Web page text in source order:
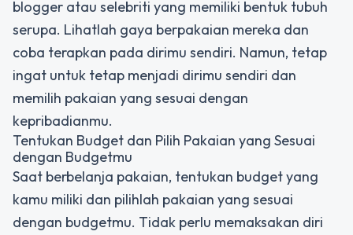
blogger atau selebriti yang memiliki bentuk tubuh
serupa. Lihatlah gaya berpakaian mereka dan
coba terapkan pada dirimu sendiri. Namun, tetap
ingat untuk tetap menjadi dirimu sendiri dan
memilih pakaian yang sesuai dengan
kepribadianmu.
Tentukan Budget dan Pilih Pakaian yang Sesuai
dengan Budgetmu
Saat berbelanja pakaian, tentukan budget yang
kamu miliki dan pilihlah pakaian yang sesuai
dengan budgetmu. Tidak perlu memaksakan diri